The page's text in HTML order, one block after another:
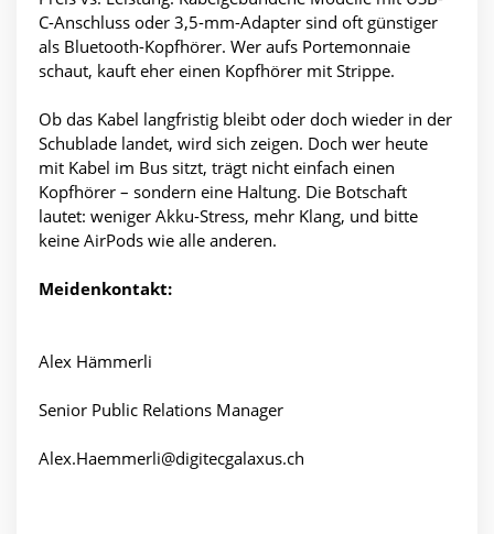
C-Anschluss oder 3,5-mm-Adapter sind oft günstiger
als Bluetooth-Kopfhörer. Wer aufs Portemonnaie
schaut, kauft eher einen Kopfhörer mit Strippe.
Ob das Kabel langfristig bleibt oder doch wieder in der
Schublade landet, wird sich zeigen. Doch wer heute
mit Kabel im Bus sitzt, trägt nicht einfach einen
Kopfhörer – sondern eine Haltung. Die Botschaft
lautet: weniger Akku-Stress, mehr Klang, und bitte
keine AirPods wie alle anderen.
Meidenkontakt:
Alex Hämmerli
Senior Public Relations Manager
Alex.Haemmerli@digitecgalaxus.ch